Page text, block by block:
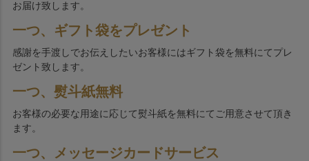
お届け致します。
一つ、ギフト袋をプレゼント
感謝を手渡しでお伝えしたいお客様にはギフト袋を無料にてプレ
ゼント致します。
一つ、熨斗紙無料
お客様の必要な用途に応じて熨斗紙を無料にてご用意させて頂き
ます。
一つ、メッセージカードサービス